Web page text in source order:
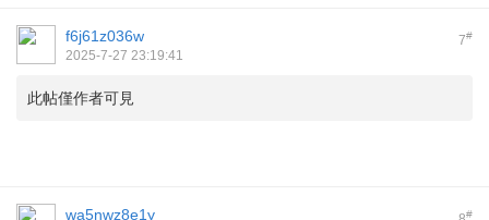
7#
f6j61z036w
2025-7-27 23:19:41
此帖僅作者可見
#
wa5nwz8e1y